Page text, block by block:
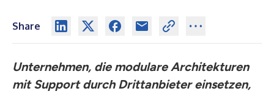
Share
Unternehmen, die modulare Architekturen
mit Support durch Drittanbieter einsetzen,